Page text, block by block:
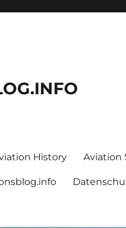
History Aviation